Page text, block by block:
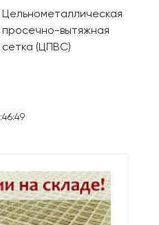
Цельнометаллическая
просечно-вытяжная
сетка (ЦПВС)